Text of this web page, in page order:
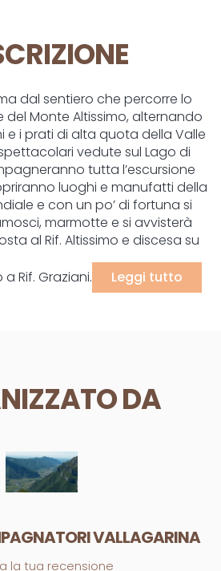
dal sentiero che percorre lo
Monte Altissimo, alternando
e i prati di alta quota della Valle
vedute sul Lago di
tutta l’escursione
luoghi e manufatti della
e con un po’ di fortuna si
marmotte e si avvisterà
al Rif. Altissimo e discesa su
Rif. Graziani.
Leggi tutto
DA
VALLAGARINA
la tua recensione